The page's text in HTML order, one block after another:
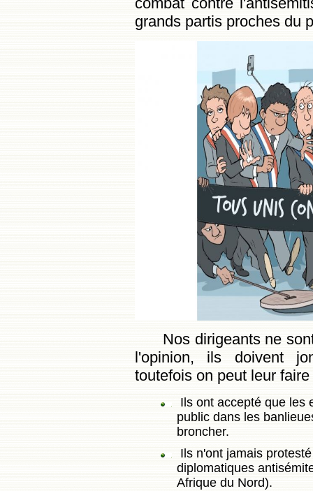
grands partis proches du
Nos dirigeants ne
l'opinion, ils doivent
toutefois on peut leur
Ils ont accepté que les
public dans les
broncher.
Ils n'ont jamais
diplomatiques
Afrique du Nord).